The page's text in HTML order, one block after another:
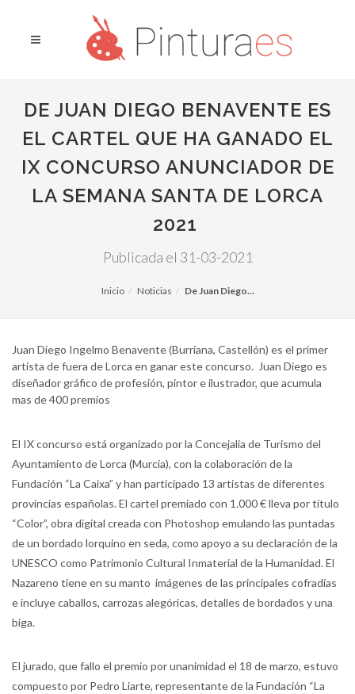
DE JUAN DIEGO BENAVENTE ES
EL CARTEL QUE HA GANADO EL
IX CONCURSO ANUNCIADOR DE
LA SEMANA SANTA DE LORCA
2021
Publicada el 31-03-2021
Inicio Noticias De Juan Diego...
Juan Diego Ingelmo Benavente (Burriana, Castellón) es el primer
artista de fuera de Lorca en ganar este concurso. Juan Diego es
diseñador gráfico de profesión, pintor e ilustrador, que acumula
mas de 400 premios
El IX concurso está organizado por la Concejalía de Turismo del
Ayuntamiento de Lorca (Murcia), con la colaboración de la
Fundación “La Caixa” y han participado 13 artistas de diferentes
provincias españolas. El cartel premiado con 1.000 € lleva por título
“Color”, obra digital creada con Photoshop emulando las puntadas
de un bordado lorquino en seda, como apoyo a su declaración de la
UNESCO como Patrimonio Cultural Inmaterial de la Humanidad. El
Nazareno tiene en su manto imágenes de las principales cofradías
e incluye caballos, carrozas alegóricas, detalles de bordados y una
biga.
El jurado, que fallo el premio por unanimidad el 18 de marzo, estuvo
compuesto por Pedro Liarte, representante de la Fundación “La